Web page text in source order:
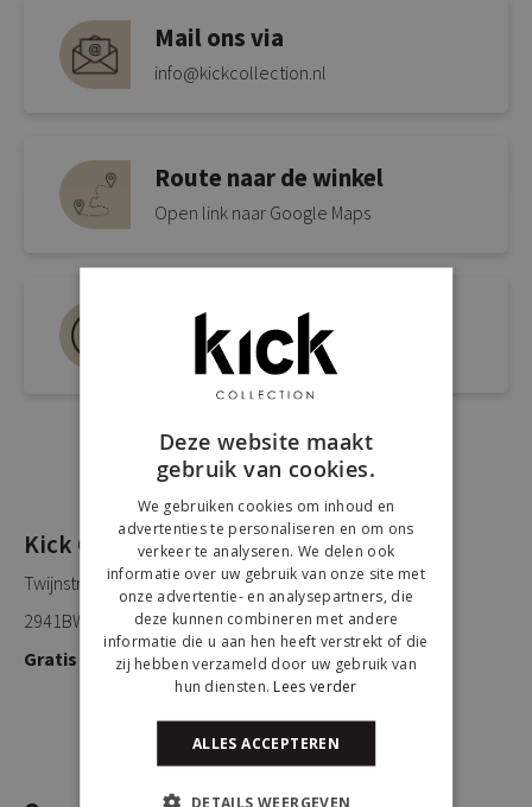
Mail ons via
info@kickcollection.nl
Route naar de winkel
Open link naar Google Maps
Bel ons 0180-660999
Spreek een medewerker
Kick Collection
Twijnstraweg 2
2941BW Lekkerkerk
Gratis parkeren
Deze website maakt
gebruik van cookies.
We gebruiken cookies om inhoud en
advertenties te personaliseren en om ons
verkeer te analyseren. We delen ook
informatie over uw gebruik van onze site met
onze advertentie- en analysepartners, die
deze kunnen combineren met andere
informatie die u aan hen heeft verstrekt of die
zij hebben verzameld door uw gebruik van
hun diensten. Lees verder
ALLES ACCEPTEREN
DETAILS WEERGEVEN